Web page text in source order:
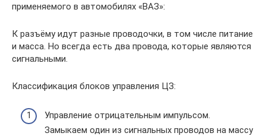
применяемого в автомобилях «ВАЗ»:
К разъёму идут разные проводочки, в том числе питание
и масса. Но всегда есть два провода, которые являются
сигнальными.
Классификация блоков управления ЦЗ:
Управление отрицательным импульсом.
Замыкаем один из сигнальных проводов на массу